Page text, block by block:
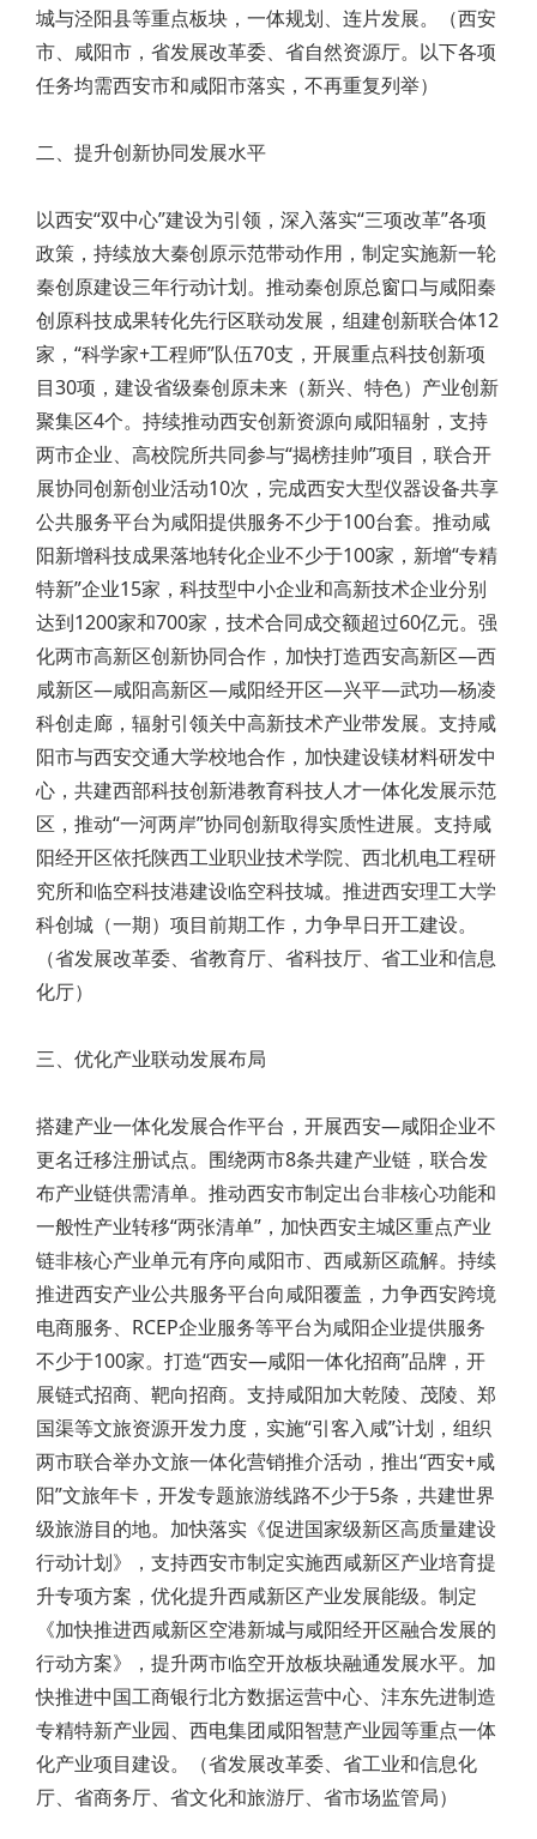
城与泾阳县等重点板块，一体规划、连片发展。（西安
市、咸阳市，省发展改革委、省自然资源厅。以下各项
任务均需西安市和咸阳市落实，不再重复列举）
二、提升创新协同发展水平
以西安“双中心”建设为引领，深入落实“三项改革”各项
政策，持续放大秦创原示范带动作用，制定实施新一轮
秦创原建设三年行动计划。推动秦创原总窗口与咸阳秦
创原科技成果转化先行区联动发展，组建创新联合体12
家，“科学家+工程师”队伍70支，开展重点科技创新项
目30项，建设省级秦创原未来（新兴、特色）产业创新
聚集区4个。持续推动西安创新资源向咸阳辐射，支持
两市企业、高校院所共同参与“揭榜挂帅”项目，联合开
展协同创新创业活动10次，完成西安大型仪器设备共享
公共服务平台为咸阳提供服务不少于100台套。推动咸
阳新增科技成果落地转化企业不少于100家，新增“专精
特新”企业15家，科技型中小企业和高新技术企业分别
达到1200家和700家，技术合同成交额超过60亿元。强
化两市高新区创新协同合作，加快打造西安高新区—西
咸新区—咸阳高新区—咸阳经开区—兴平—武功—杨凌
科创走廊，辐射引领关中高新技术产业带发展。支持咸
阳市与西安交通大学校地合作，加快建设镁材料研发中
心，共建西部科技创新港教育科技人才一体化发展示范
区，推动“一河两岸”协同创新取得实质性进展。支持咸
阳经开区依托陕西工业职业技术学院、西北机电工程研
究所和临空科技港建设临空科技城。推进西安理工大学
科创城（一期）项目前期工作，力争早日开工建设。
（省发展改革委、省教育厅、省科技厅、省工业和信息
化厅）
三、优化产业联动发展布局
搭建产业一体化发展合作平台，开展西安—咸阳企业不
更名迁移注册试点。围绕两市8条共建产业链，联合发
布产业链供需清单。推动西安市制定出台非核心功能和
一般性产业转移“两张清单”，加快西安主城区重点产业
链非核心产业单元有序向咸阳市、西咸新区疏解。持续
推进西安产业公共服务平台向咸阳覆盖，力争西安跨境
电商服务、RCEP企业服务等平台为咸阳企业提供服务
不少于100家。打造“西安—咸阳一体化招商”品牌，开
展链式招商、靶向招商。支持咸阳加大乾陵、茂陵、郑
国渠等文旅资源开发力度，实施“引客入咸”计划，组织
两市联合举办文旅一体化营销推介活动，推出“西安+咸
阳”文旅年卡，开发专题旅游线路不少于5条，共建世界
级旅游目的地。加快落实《促进国家级新区高质量建设
行动计划》，支持西安市制定实施西咸新区产业培育提
升专项方案，优化提升西咸新区产业发展能级。制定
《加快推进西咸新区空港新城与咸阳经开区融合发展的
行动方案》，提升两市临空开放板块融通发展水平。加
快推进中国工商银行北方数据运营中心、沣东先进制造
专精特新产业园、西电集团咸阳智慧产业园等重点一体
化产业项目建设。（省发展改革委、省工业和信息化
厅、省商务厅、省文化和旅游厅、省市场监管局）